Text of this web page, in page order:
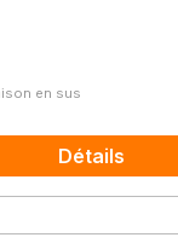
en sus
Détails